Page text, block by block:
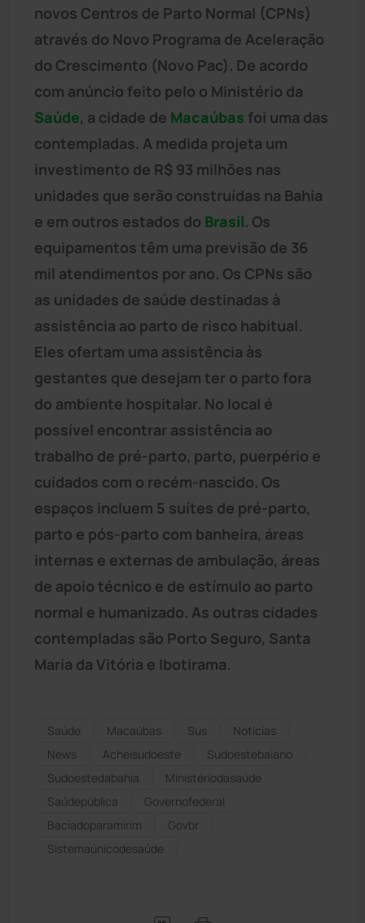
novos Centros de Parto Normal (CPNs)
através do Novo Programa de Aceleração
do Crescimento (Novo Pac). De acordo
com anúncio feito pelo o Ministério da
Saúde, a cidade de Macaúbas foi uma das
contempladas. A medida projeta um
investimento de R$ 93 milhões nas
unidades que serão construídas na Bahia
e em outros estados do Brasil. Os
equipamentos têm uma previsão de 36
mil atendimentos por ano. Os CPNs são
as unidades de saúde destinadas à
assistência ao parto de risco habitual.
Eles ofertam uma assistência às
gestantes que desejam ter o parto fora
do ambiente hospitalar. No local é
possível encontrar assistência ao
trabalho de pré-parto, parto, puerpério e
cuidados com o recém-nascido. Os
espaços incluem 5 suítes de pré-parto,
parto e pós-parto com banheira, áreas
internas e externas de ambulação, áreas
de apoio técnico e de estímulo ao parto
normal e humanizado. As outras cidades
contempladas são Porto Seguro, Santa
Maria da Vitória e Ibotirama.
Saúde Macaúbas Sus
Notícias
News
Acheisudoeste
Sudoestebaiano
Sudoestedabahia
Ministériodasaúde
Saúdepública
Governofederal
Baciadoparamirim
Govbr
Sistemaúnicodesaúde